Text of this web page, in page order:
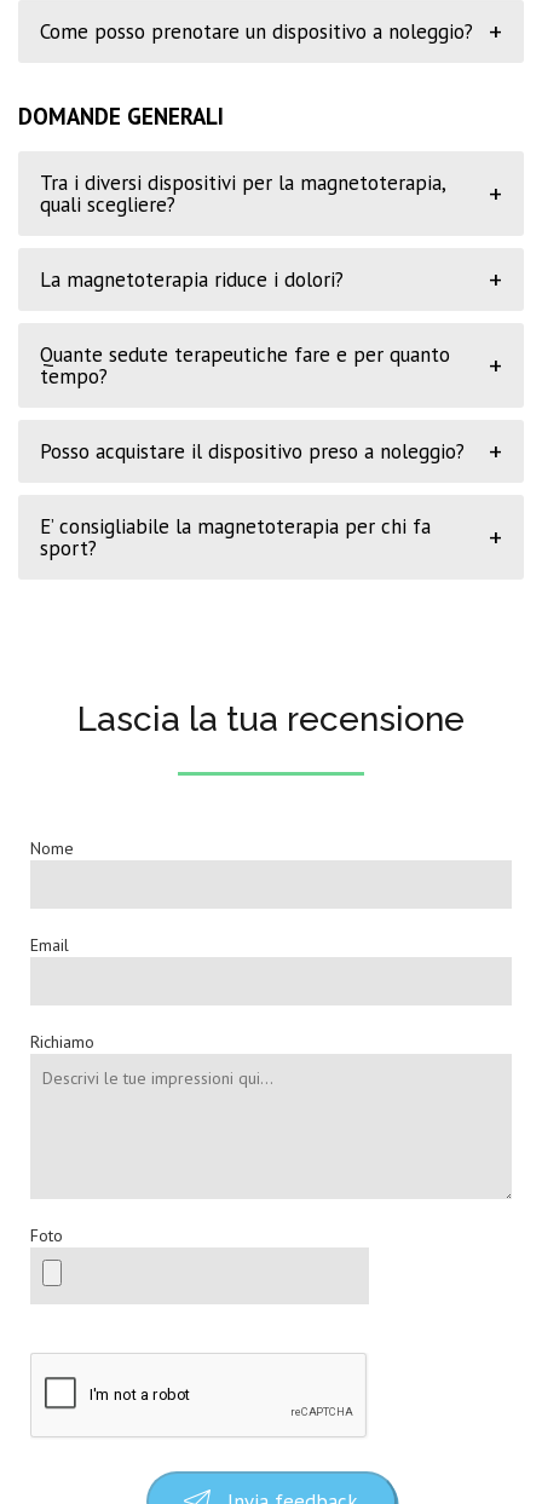
Come posso prenotare un dispositivo a noleggio? +
DOMANDE GENERALI
Tra i diversi dispositivi per la magnetoterapia,
quali scegliere?
+
La magnetoterapia riduce i dolori? +
Quante sedute terapeutiche fare e per quanto
tempo?
+
Posso acquistare il dispositivo preso a noleggio? +
E’ consigliabile la magnetoterapia per chi fa
sport?
+
Lascia la tua recensione
Nome
Email
Richiamo
Foto